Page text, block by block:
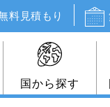
料見積もり
国から探す